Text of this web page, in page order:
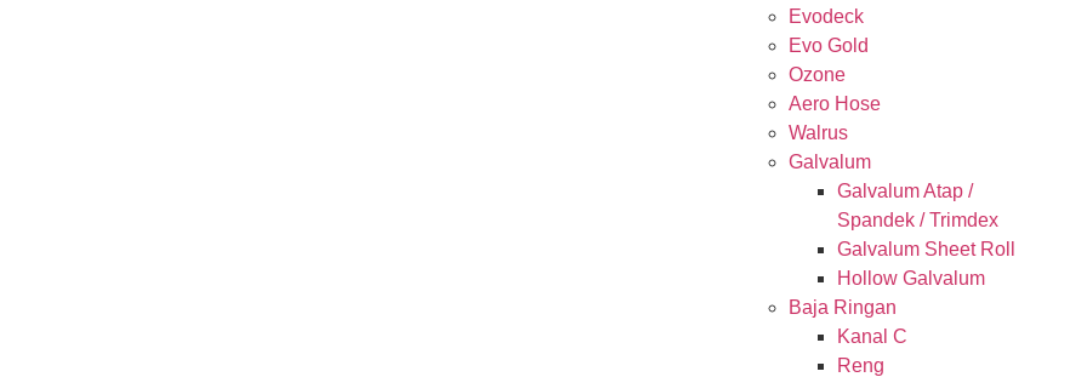
Evodeck
Evo Gold
Ozone
Aero Hose
Walrus
Galvalum
Galvalum Atap /
Spandek / Trimdex
Galvalum Sheet Roll
Hollow Galvalum
Baja Ringan
Kanal C
Reng